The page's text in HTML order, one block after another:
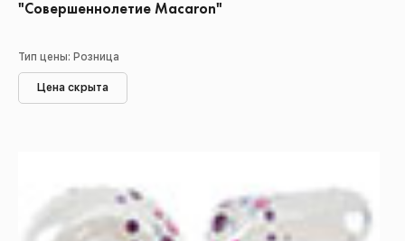
"Совершеннолетие Macaron"
Тип цены: Розница
Цена скрыта